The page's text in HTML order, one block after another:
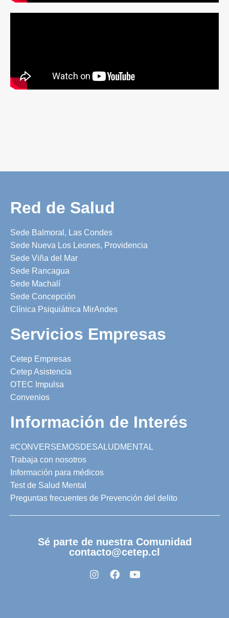
Red de Salud
Sede Balmoral, Las Condes
Sede Nueva Los Leones, Providencia
Sede Viña del Mar
Sede Rancagua
Sede Machalí
Sede Concepción
Clínica Psiquiátrica MirAndes
Servicios Empresas
Cetep Empresas
Cetep Asistencia
OTEC Impulsa
Convenios
Información de Interés
#CONVERSEMOSDESALUDMENTAL
Trabaja con nosotros
Información para médicos
Test de Salud Mental
Preguntas frecuentes de Prevención del delito
Sé parte de nuestra Comunidad
contacto@cetep.cl